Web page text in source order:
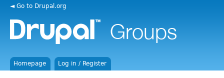
◄ Go to Drupal.org
Homepage Log in / Register